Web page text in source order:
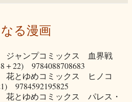
る漫画
ジャンプコミックス 血界戦
22) 9784088708683
花とゆめコミックス ヒノコ
9784592195825
とゆめコミックス パレス・